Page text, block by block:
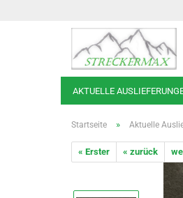
AKTUELLE
Startseite » Aktuelle
« Erster « zurück